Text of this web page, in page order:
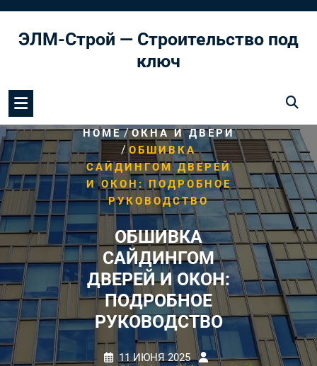
содержимому
ЭЛМ-Строй — Строительство под
ключ
HOME/ОКНА И ДВЕРИ
/ОБШИВКА
САЙДИНГОМ ДВЕРЕЙ
И ОКОН: ПОДРОБНОЕ
РУКОВОДСТВО
ОБШИВКА
САЙДИНГОМ
ДВЕРЕЙ И ОКОН:
ПОДРОБНОЕ
РУКОВОДСТВО
11 ИЮНЯ 2025